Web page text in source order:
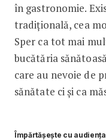
în gastronomie.
tradițională, cea
Sper ca tot mai
bucătăria
care au nevoie de
sănătate ci și ca
Împărtășește cu